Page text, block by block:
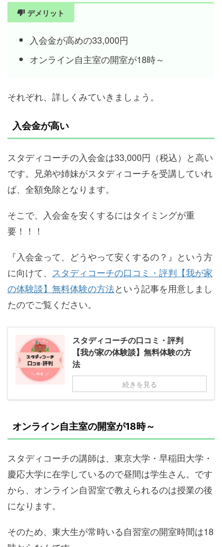
デメリット
入会金が高めの33,000円
オンライン自主室の開室が18時～
それぞれ、詳しくみていきましょう。
入会金が高い
スタディコーチの入会金は33,000円（税込）と高い
です。兄弟や姉妹がスタディコーチを受講していれ
ば、全額免除となります。
そこで、入会金を安くするにはタイミングが重
要！！！
『入会金って、どうやって安くするの？』という方
に向けて、
スタディコーチの口コミ・評判【我が家
の体験談】無料体験の方法という記事を用意しまし
たのでご覧ください。
スタディコーチの口コミ・評判
【我が家の体験談】無料体験の方
法
続きを見る
オンライン自主室の開室が18時～
スタディコーチの講師は、東京大学・早稲田大学・
慶応大学に在学しているので昼間は学生さん。です
から、オンライン自習室で教えられるのは授業の後
になります。
そのため、東大生が常時いる自習室の開室時間は18